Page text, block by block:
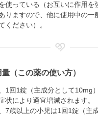
使っている（お互いに作用を
りますので、他に使用中の一
ください）。
（この薬の使い方）
1回1錠（主成分として10mg
状により適宜増減されます。
7歳以上の小児は1回1錠（主